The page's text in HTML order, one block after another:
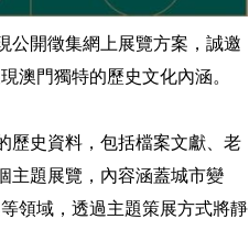
公開徵集網上展覽方案，誠邀
澳門獨特的歷史文化內涵。
歷史資料，包括檔案文獻、老
主題展覽，內容涵蓋城市變
領域，透過主題策展方式將靜